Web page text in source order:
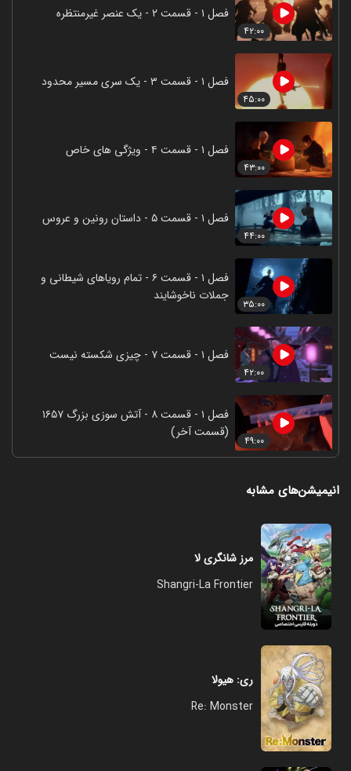
۴۲:۰۰
فصل ۱ - قسمت ۲ - یک عنصر غیرمنتظره
۴۵:۰۰
فصل ۱ - قسمت ۳ - یک سری مسیر محدود
۴۳:۰۰
فصل ۱ - قسمت ۴ - ویژگی های خاص
۴۴:۰۰
فصل ۱ - قسمت ۵ - داستان رونین و عروس
۳۵:۰۰
فصل ۱ - قسمت ۶ - تمام رویاهای شیطانی و
جملات ناخوشایند
۴۲:۰۰
فصل ۱ - قسمت ۷ - چیزی شکسته نیست
۴۹:۰۰
فصل ۱ - قسمت ۸ - آتش سوزی بزرگ ۱۶۵۷
(قسمت آخر)
انیمیشن‌های مشابه
مرز شانگری لا
Shangri-La Frontier
ری: هیولا
Re: Monster